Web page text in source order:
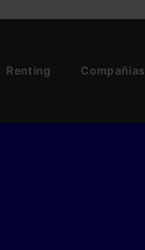
Renting Compañías